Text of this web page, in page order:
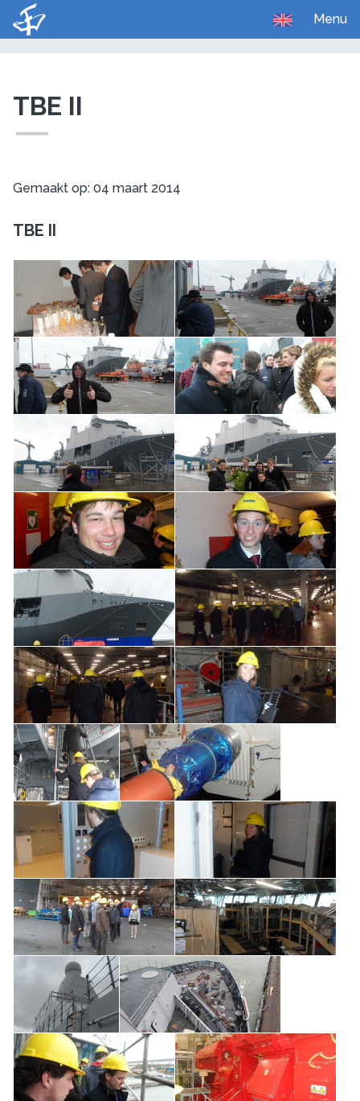
Menu
U bent hier:
TBE II
Gemaakt op: 04 maart 2014
TBE II